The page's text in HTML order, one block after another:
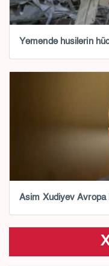
Yəməndə husilərin
Asim Xudiyev Avropa